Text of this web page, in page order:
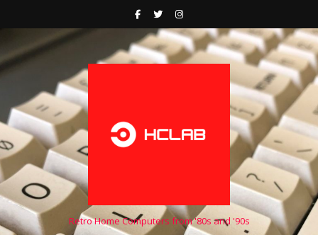
Retro Home Computers from '80s and '90s